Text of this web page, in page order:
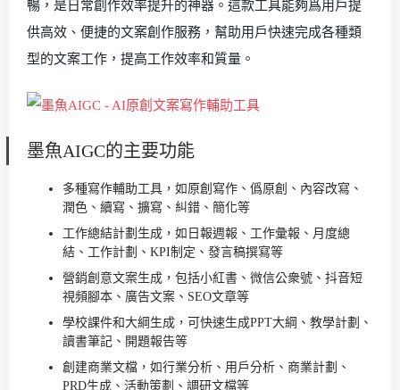
暢，是日常創作效率提升的神器。這款工具能夠爲用戶提
供高效、便捷的文案創作服務，幫助用戶快速完成各種類
型的文案工作，提高工作效率和質量。
墨魚AIGC的主要功能
多種寫作輔助工具，如原創寫作、僞原創、內容改寫、
潤色、續寫、擴寫、糾錯、簡化等
工作總結計劃生成，如日報週報、工作彙報、月度總
結、工作計劃、KPI制定、發言稿撰寫等
營銷創意文案生成，包括小紅書、微信公衆號、抖音短
視頻腳本、廣告文案、SEO文章等
學校課件和大綱生成，可快速生成PPT大綱、教學計劃、
讀書筆記、開題報告等
創建商業文檔，如行業分析、用戶分析、商業計劃、
PRD生成、活動策劃、調研文檔等